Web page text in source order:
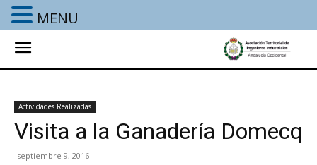
Actividades Realizadas
Visita a la Ganadería Domecq
septiembre 9, 2016
MENU